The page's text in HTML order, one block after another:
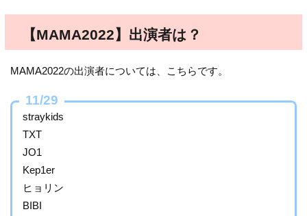
【MAMA2022】出演者は？
MAMA2022の出演者については、こちらです。
11/29
straykids
TXT
JO1
Kep1er
ヒョリン
BIBI